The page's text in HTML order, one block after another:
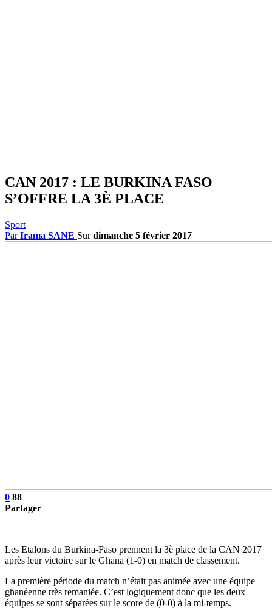
CAN 2017 : LE BURKINA FASO
S’OFFRE LA 3È PLACE
Sport
ParIrama SANE Surdimanche 5 février 2017
0 88
Partager
Les Etalons du Burkina-Faso prennent la 3è place de la CAN 2017
après leur victoire sur le Ghana (1-0) en match de classement.
La première période du match n’était pas animée avec une équipe
ghanéenne très remaniée. C’est logiquement donc que les deux
équipes se sont séparées sur le score de (0-0) à la mi-temps.